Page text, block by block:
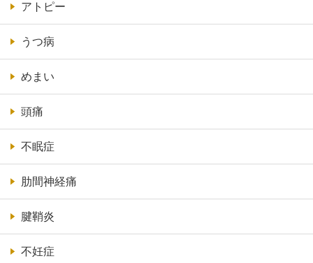
アトピー
うつ病
めまい
頭痛
不眠症
肋間神経痛
腱鞘炎
不妊症